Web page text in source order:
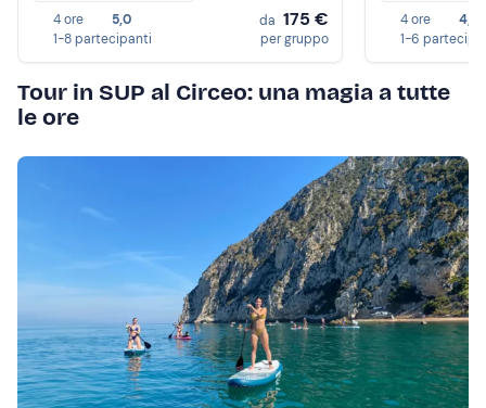
4 ore
5,0
1-8 partecipanti
da 175 €
per gruppo
4 ore
4,6
1-6
Tour in SUP al Circeo: una magia a tutte
le ore